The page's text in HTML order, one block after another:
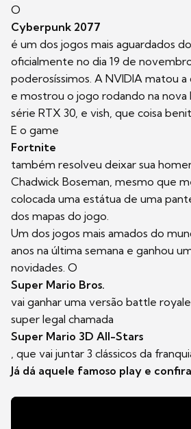
O
Cyberpunk 2077
é um dos jogos mais aguardados
oficialmente no dia 19 de
poderosíssimos. A NVIDIA matou
e mostrou o jogo rodando na nova
série RTX 30, e vish, que coisa
E o game
Fortnite
também resolveu deixar sua
Chadwick Boseman, mesmo que
colocada uma estátua de uma
dos mapas do jogo.
Um dos jogos mais amados do
anos na última semana e ganhou
novidades. O
Super Mario Bros.
vai ganhar uma versão battle
super legal chamada
Super Mario 3D All-Stars
, que vai juntar 3 clássicos da
Já dá aquele famoso play e